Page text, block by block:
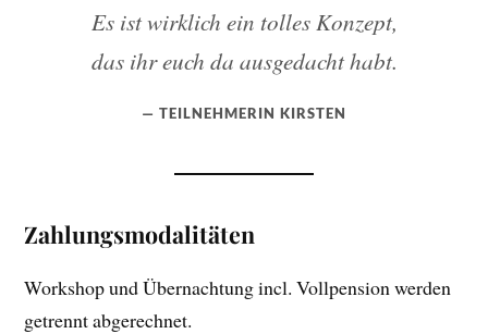
Es ist wirklich ein tolles Konzept,
das ihr euch da ausgedacht habt.
TEILNEHMERIN KIRSTEN
Zahlungsmodalitäten
Workshop und Übernachtung incl. Vollpension werden
getrennt abgerechnet.